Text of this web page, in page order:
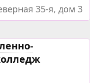
35-я, дом 3